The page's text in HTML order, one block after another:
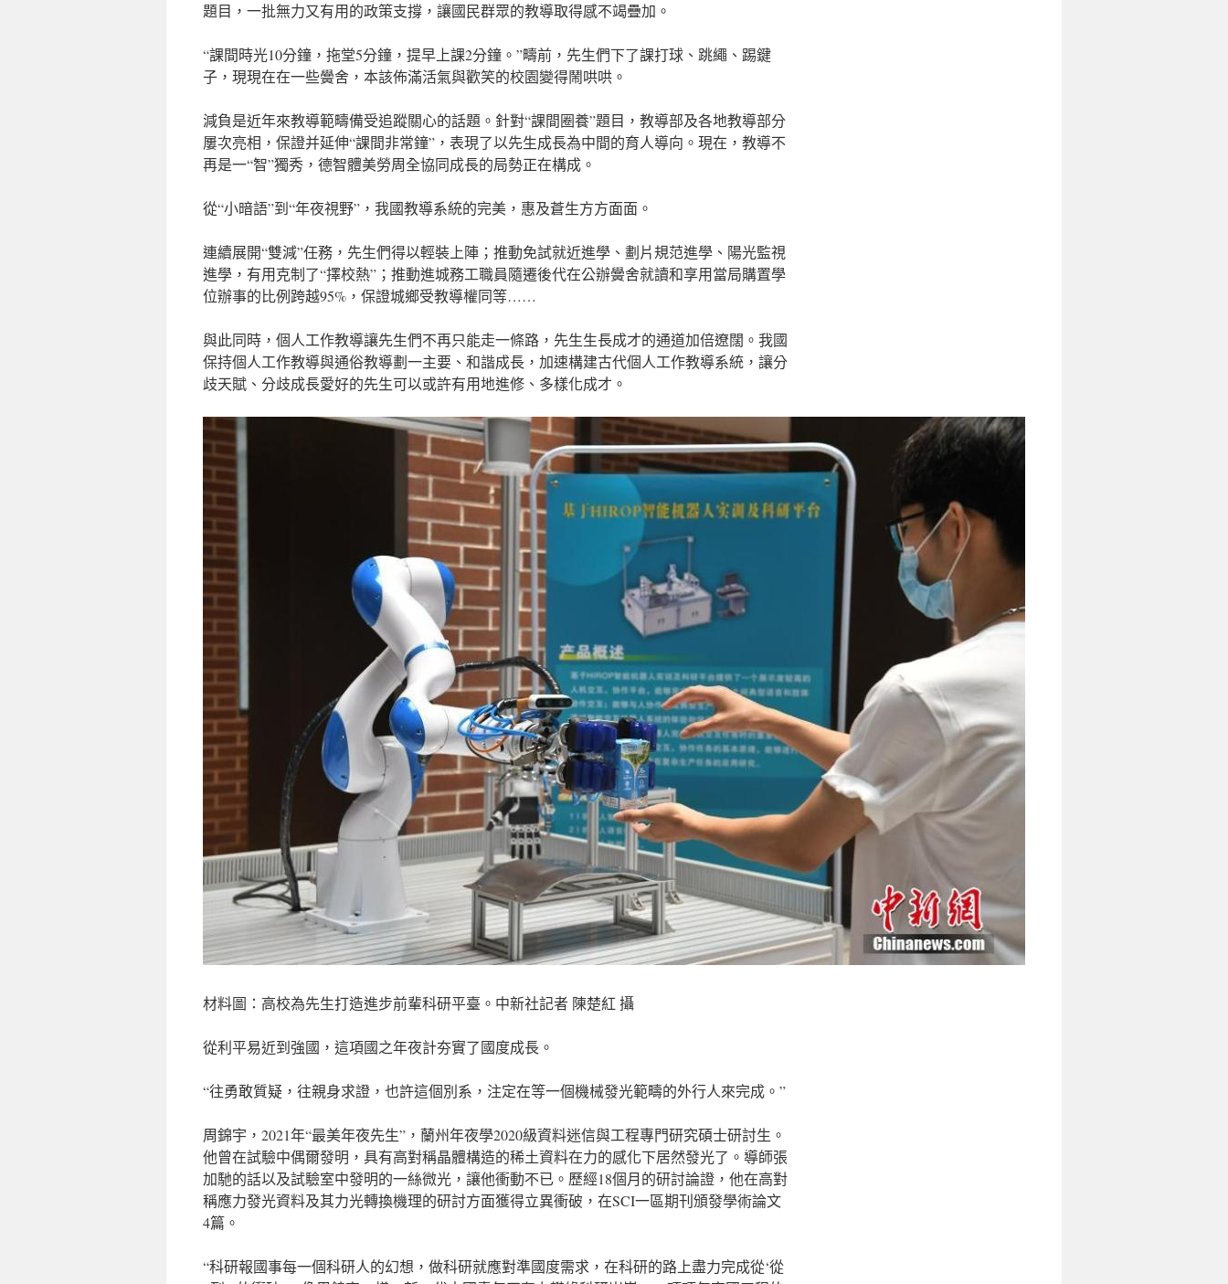
題目，一批無力又有用的政策支撐，讓國民群眾的教導取得感不竭疊加。
“課間時光10分鐘，拖堂5分鐘，提早上課2分鐘。”疇前，先生們下了課打球、跳繩、踢鍵
子，現現在在一些黌舍，本該佈滿活氣與歡笑的校園變得鬧哄哄。
減負是近年來教導範疇備受追蹤關心的話題。針對“課間圈養”題目，教導部及各地教導部分
屢次亮相，保證并延伸“課間非常鐘”，表現了以先生成長為中間的育人導向。現在，教導不
再是一“智”獨秀，德智體美勞周全協同成長的局勢正在構成。
從“小暗語”到“年夜視野”，我國教導系統的完美，惠及蒼生方方面面。
連續展開“雙減”任務，先生們得以輕裝上陣；推動免試就近進學、劃片規范進學、陽光監視
進學，有用克制了“擇校熱”；推動進城務工職員隨遷後代在公辦黌舍就讀和享用當局購置學
位辦事的比例跨越95%，保證城鄉受教導權同等……
與此同時，個人工作教導讓先生們不再只能走一條路，先生生長成才的通道加倍遼闊。我國
保持個人工作教導與通俗教導劃一主要、和諧成長，加速構建古代個人工作教導系統，讓分
歧天賦、分歧成長愛好的先生可以或許有用地進修、多樣化成才。
材料圖：高校為先生打造進步前輩科研平臺。中新社記者 陳楚紅 攝
從利平易近到強國，這項國之年夜計夯實了國度成長。
“往勇敢質疑，往親身求證，也許這個別系，注定在等一個機械發光範疇的外行人來完成。”
周錦宇，2021年“最美年夜先生”，蘭州年夜學2020級資料迷信與工程專門研究碩士研討生。
他曾在試驗中偶爾發明，具有高對稱晶體構造的稀土資料在力的感化下居然發光了。導師張
加馳的話以及試驗室中發明的一絲微光，讓他衝動不已。歷經18個月的研討論證，他在高對
稱應力發光資料及其力光轉換機理的研討方面獲得立異衝破，在SCI一區期刊頒發學術論文
4篇。
“科研報國事每一個科研人的幻想，做科研就應對準國度需求，在科研的路上盡力完成從‘從